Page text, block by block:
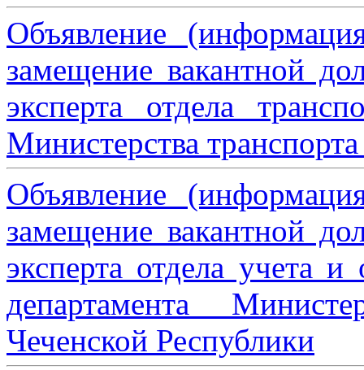
Объявление
замещение вакантной
эксперта отдела
Министерства
Объявление
замещение вакантной
эксперта отдела учета и
департамента
Чеченской Республики